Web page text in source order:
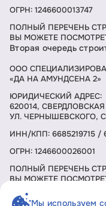
ОГРН: 1246600013747
ПОЛНЫЙ ПЕРЕЧЕНЬ
ВЫ МОЖЕТЕ
Вторая очередь
ООО
«ДА НА АМУНДСЕНА 2»
ЮРИДИЧЕСКИЙ АДРЕС:
620014,
УЛ. ЧЕРНЫШЕВСКОГО,
ИНН/КПП: 6685219715 /
ОГРН: 1246600026001
ПОЛНЫЙ ПЕРЕЧЕНЬ
ВЫ МОЖЕТЕ
Мы используем